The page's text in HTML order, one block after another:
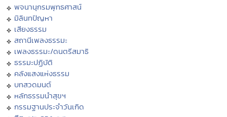
พจนานุกรมพุทธศาสน์
มิลินทปัญหา
เสียงธรรม
สถานีเพลงธรรมะ
เพลงธรรมะ/ดนตรีสมาธิ
ธรรมะปฏิบัติ
คลังแสงแห่งธรรม
บทสวดมนต์
หลักธรรมนำสุขฯ
กรรมฐานประจำวันเกิด